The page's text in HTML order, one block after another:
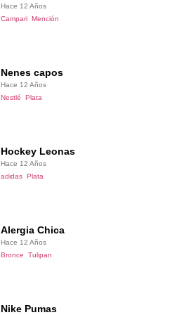
Hace 12 Años
Campari Mención
Nenes capos
Hace 12 Años
Nestlé
Plata
Hockey Leonas
Hace 12 Años
adidas Plata
Alergia Chica
Hace 12 Años
Bronce
Tulipan
Nike Pumas